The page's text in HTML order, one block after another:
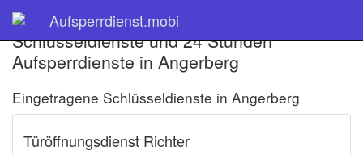
Aufsperrdienst.mobi
Schlüsseldienste und 24 Stunden
Aufsperrdienste in Angerberg
Eingetragene Schlüsseldienste in Angerberg
Türöffnungsdienst Richter